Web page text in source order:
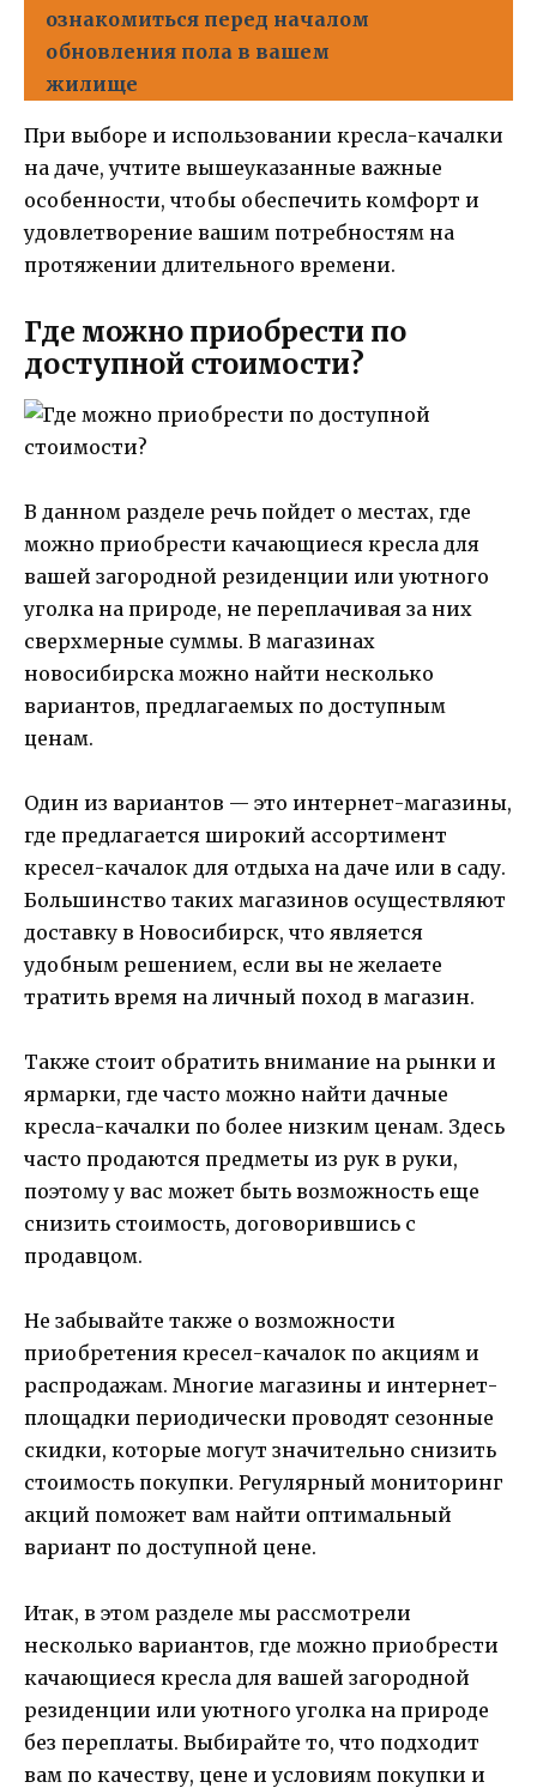
ознакомиться перед началом
обновления пола в вашем
жилище
При выборе и использовании кресла-качалки
на даче, учтите вышеуказанные важные
особенности, чтобы обеспечить комфорт и
удовлетворение вашим потребностям на
протяжении длительного времени.
Где можно приобрести по
доступной стоимости?
В данном разделе речь пойдет о местах, где
можно приобрести качающиеся кресла для
вашей загородной резиденции или уютного
уголка на природе, не переплачивая за них
сверхмерные суммы. В магазинах
новосибирска можно найти несколько
вариантов, предлагаемых по доступным
ценам.
Один из вариантов — это интернет-магазины,
где предлагается широкий ассортимент
кресел-качалок для отдыха на даче или в саду.
Большинство таких магазинов осуществляют
доставку в Новосибирск, что является
удобным решением, если вы не желаете
тратить время на личный поход в магазин.
Также стоит обратить внимание на рынки и
ярмарки, где часто можно найти дачные
кресла-качалки по более низким ценам. Здесь
часто продаются предметы из рук в руки,
поэтому у вас может быть возможность еще
снизить стоимость, договорившись с
продавцом.
Не забывайте также о возможности
приобретения кресел-качалок по акциям и
распродажам. Многие магазины и интернет-
площадки периодически проводят сезонные
скидки, которые могут значительно снизить
стоимость покупки. Регулярный мониторинг
акций поможет вам найти оптимальный
вариант по доступной цене.
Итак, в этом разделе мы рассмотрели
несколько вариантов, где можно приобрести
качающиеся кресла для вашей загородной
резиденции или уютного уголка на природе
без переплаты. Выбирайте то, что подходит
вам по качеству, цене и условиям покупки и